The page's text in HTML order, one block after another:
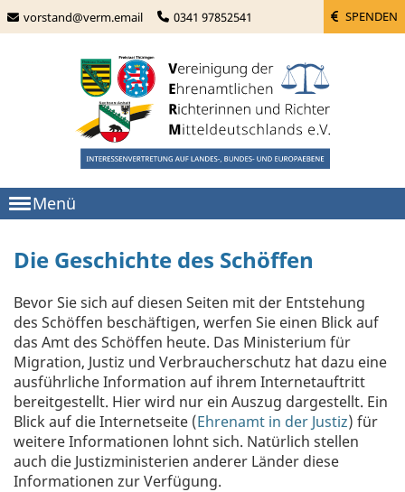
vorstand@verm.email 0341 97852541 SPENDEN
Menü
Die Geschichte des Schöffen
Bevor Sie sich auf diesen Seiten mit der Entstehung
des Schöffen beschäftigen, werfen Sie einen Blick auf
das Amt des Schöffen heute. Das Ministerium für
Migration, Justiz und Verbraucherschutz hat dazu eine
ausführliche Information auf ihrem Internetauftritt
bereitgestellt. Hier wird nur ein Auszug dargestellt. Ein
Blick auf die Internetseite (Ehrenamt in der Justiz) für
weitere Informationen lohnt sich. Natürlich stellen
auch die Justizministerien anderer Länder diese
Informationen zur Verfügung.